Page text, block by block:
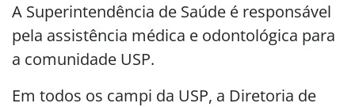
A Superintendência de Saúde é responsável
pela assistência médica e odontológica para
a comunidade USP.
Em todos os campi da USP, a Diretoria de